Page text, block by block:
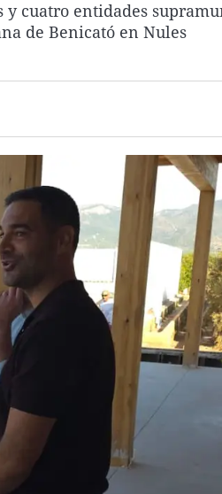
cuatro entidades
de Benicató en Nules